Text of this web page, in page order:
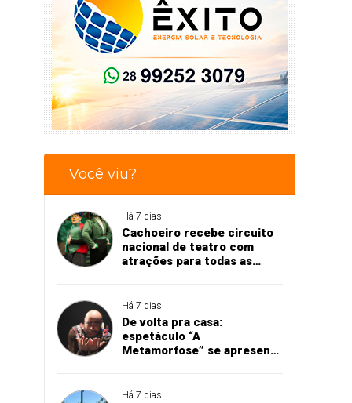
Você viu?
Há 7 dias
Cachoeiro recebe circuito
nacional de teatro com
atrações para todas as
Há 7 dias
De volta pra casa:
espetáculo “A
Metamorfose” se apresenta
Há 7 dias